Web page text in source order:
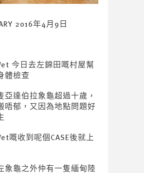
2016年4月9日
今日去左錦田嘅村屋幫
體檢查
亞達伯拉象龜超過十歲，
唔郁，又因為地點問題好
嘅收到呢個CASE後就上
象龜之外仲有一隻緬甸陸